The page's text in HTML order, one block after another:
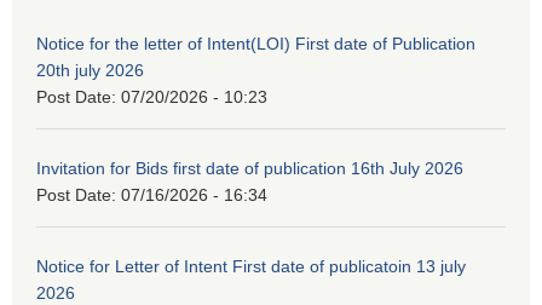
Notice for the letter of Intent(LOI) First date of Publication
20th july 2026
Post Date: 07/20/2026 - 10:23
Invitation for Bids first date of publication 16th July 2026
Post Date: 07/16/2026 - 16:34
Notice for Letter of Intent First date of publicatoin 13 july
2026